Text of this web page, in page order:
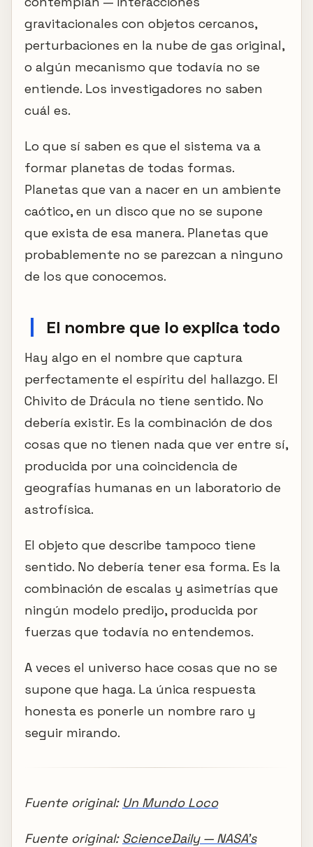
gravitacionales con objetos cercanos,
perturbaciones en la nube de gas original,
o algún mecanismo que todavía no se
entiende. Los investigadores no saben
cuál es.
Lo que sí saben es que el sistema va a
formar planetas de todas formas.
Planetas que van a nacer en un ambiente
caótico, en un disco que no se supone
que exista de esa manera. Planetas que
probablemente no se parezcan a ninguno
de los que conocemos.
El nombre que lo explica todo
Hay algo en el nombre que captura
perfectamente el espíritu del hallazgo. El
Chivito de Drácula no tiene sentido. No
debería existir. Es la combinación de dos
cosas que no tienen nada que ver entre sí,
producida por una coincidencia de
geografías humanas en un laboratorio de
astrofísica.
El objeto que describe tampoco tiene
sentido. No debería tener esa forma. Es la
combinación de escalas y asimetrías que
ningún modelo predijo, producida por
fuerzas que todavía no entendemos.
A veces el universo hace cosas que no se
supone que haga. La única respuesta
honesta es ponerle un nombre raro y
seguir mirando.
Fuente original: Un Mundo Loco
Fuente original: ScienceDaily — NASA's